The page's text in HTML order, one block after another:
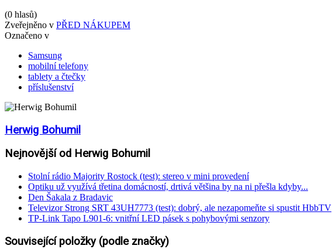
(0 hlasů)
Zveřejněno v PŘED NÁKUPEM
Označeno v
Samsung
mobilní telefony
tablety a čtečky
příslušenství
Herwig Bohumil
Nejnovější od Herwig Bohumil
Stolní rádio Majority Rostock (test): stereo v mini provedení
Optiku už využívá třetina domácností, drtivá většina by na ni přešla kdyby...
Den Šakala z Bradavic
Televizor Strong SRT 43UH7773 (test): dobrý, ale nezapomeňte si spustit HbbTV
TP-Link Tapo L901-6: vnitřní LED pásek s pohybovými senzory
Související položky (podle značky)